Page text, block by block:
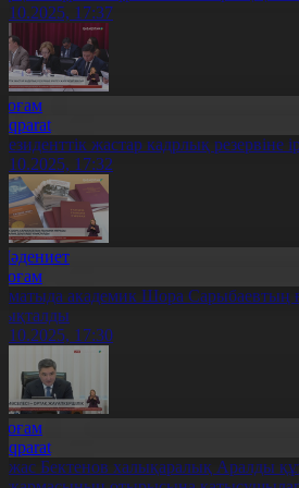
17:37
жастар кадрлық резервіне
17:32
академик Шора Сарыбаевтың
17:30
Бектенов халықаралық Аралды